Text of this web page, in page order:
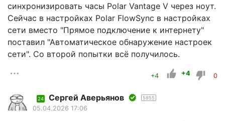
синхронизировать часы Polar Vantage V через ноут.
Сейчас в настройках Polar FlowSync в настройках
сети вместо "Прямое подключение к интернету"
поставил "Автоматическое обнаружение настроек
сети". Со второй попытки всё получилось.
+4 +4 0
24 Сергей Аверьянов 5855
05.04.2026 17:06